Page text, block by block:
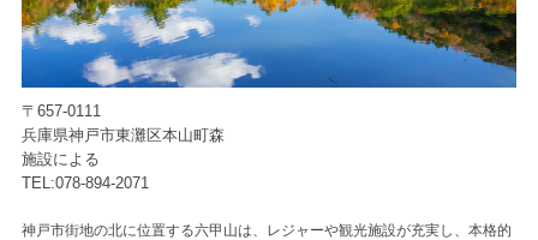
〒657-0111
兵庫県神戸市東灘区本山町森
施設による
TEL:078-894-2071
神戸市街地の北に位置する六甲山は、レジャーや観光施設が充実し、本格的